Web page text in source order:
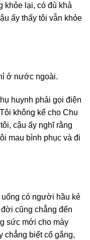
khỏe lại, có đủ khả
ấy thấy tôi vẫn khỏe
ở nước ngoài.
huynh phải gọi điện
không kể cho Chu
cậu ấy nghĩ rằng
mau bình phục và đi
uống có người hầu kẻ
cũng chẳng đến
sức mới cho mày
chẳng biết cố gắng,